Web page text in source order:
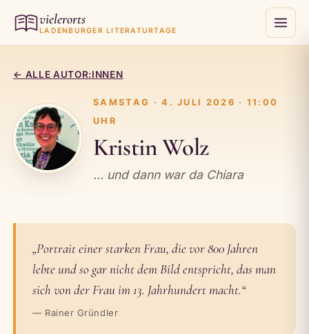
vielerorts
LADENBURGER LITERATURTAGE
← ALLE AUTOR:INNEN
SAMSTAG · 4. JULI 2026 · 11:00
UHR
Kristin Wolz
… und dann war da Chiara
„Portrait einer starken Frau, die vor 800 Jahren
lebte und so gar nicht dem Bild entspricht, das man
sich von der Frau im 13. Jahrhundert macht.“
— Rainer Gründler